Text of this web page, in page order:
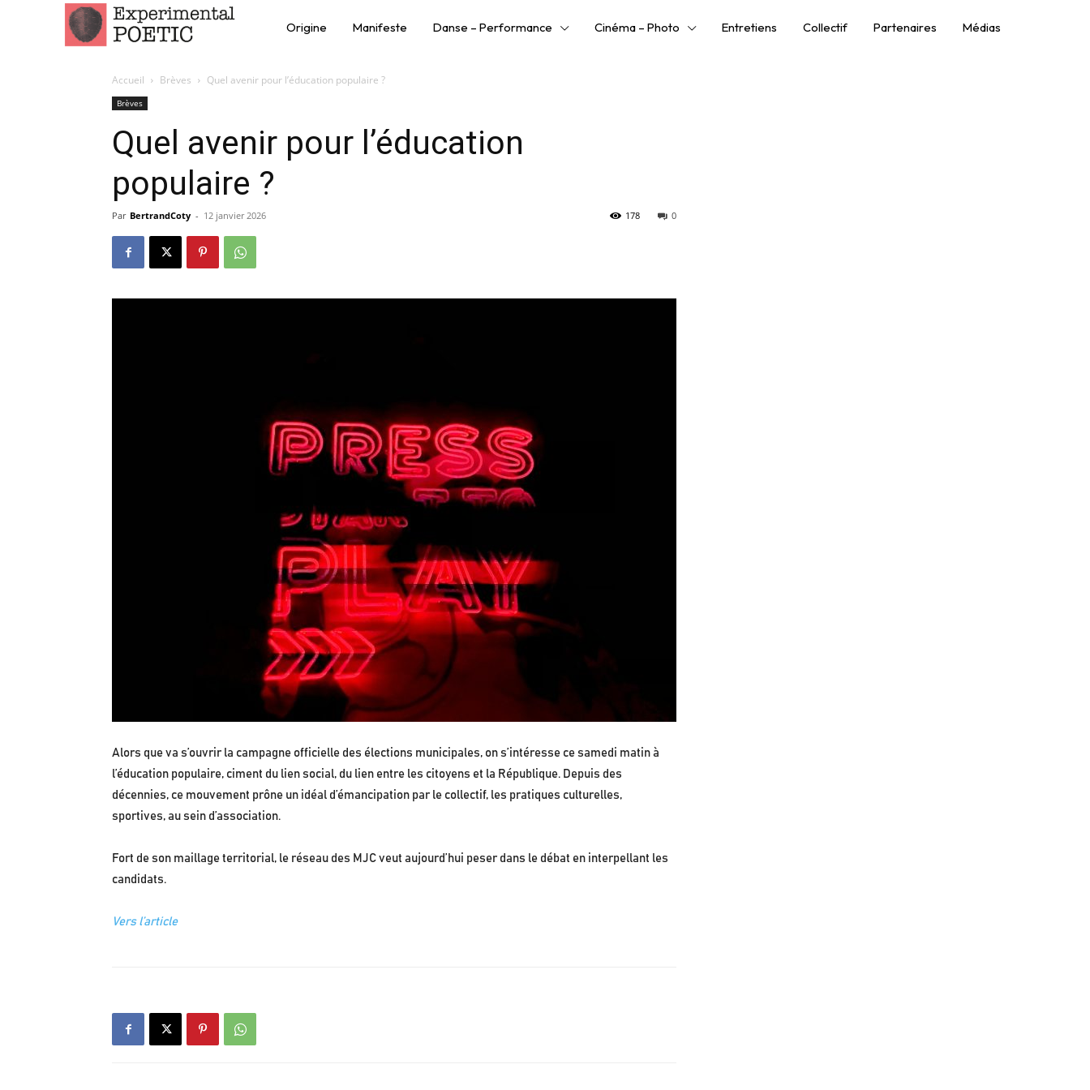
Origine Manifeste Danse – Performance Cinéma – Photo Entretiens Collectif Partenaires Médias
Accueil Brèves Quel avenir pour l’éducation populaire ?
Brèves
Quel avenir pour l’éducation
populaire ?
Par BertrandCoty - 12 janvier 2026 0
178
Alors que va s’ouvrir la campagne officielle des élections municipales, on s’intéresse ce samedi matin à
l’éducation populaire, ciment du lien social, du lien entre les citoyens et la République. Depuis des
décennies, ce mouvement prône un idéal d’émancipation par le collectif, les pratiques culturelles,
sportives, au sein d’association.
Fort de son maillage territorial, le réseau des MJC veut aujourd’hui peser dans le débat en interpellant les
candidats.
Vers l’article